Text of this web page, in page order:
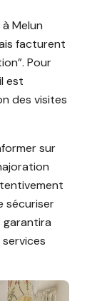
Melun
facturent
Pour
est
des visites
sur
sécuriser
garantira